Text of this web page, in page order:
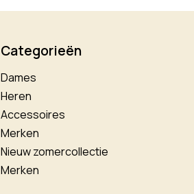
Categorieën
Dames
Heren
Accessoires
Merken
Nieuw zomercollectie
Merken